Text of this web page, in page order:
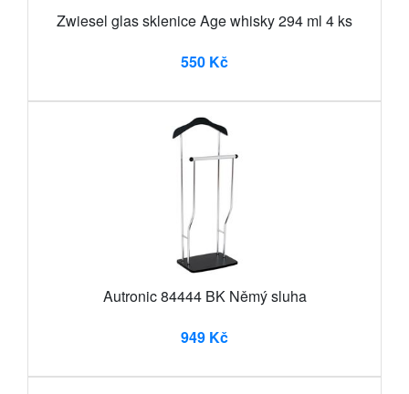
Zwiesel glas sklenice Age whisky 294 ml 4 ks
550 Kč
Autronic 84444 BK Němý sluha
949 Kč